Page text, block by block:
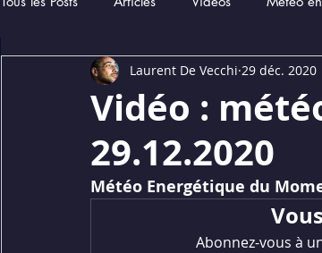
Dédiés aux membres PREMIUM
Vidéo :
29.12.2020
Laurent De Vecchi 29 déc. 2020
Météo Energétique du
Abonnez-vous à